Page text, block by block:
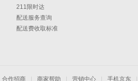
211限时达
配送服务查询
配送费收取标准
合作招商 商家帮助 营销中心 手机京东